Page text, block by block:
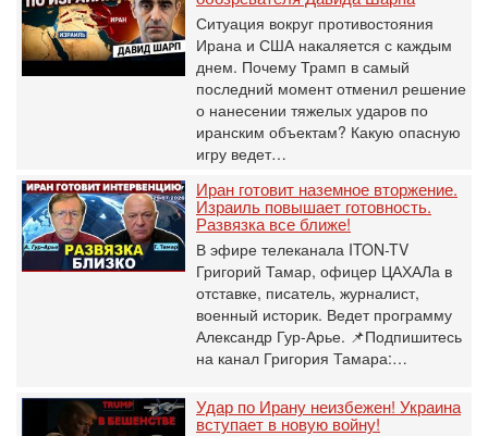
Ситуация вокруг противостояния
Ирана и США накаляется с каждым
днем. Почему Трамп в самый
последний момент отменил решение
о нанесении тяжелых ударов по
иранским объектам? Какую опасную
игру ведет…
Иран готовит наземное вторжение.
Израиль повышает готовность.
Развязка все ближе!
В эфире телеканала ITON-TV
Григорий Тамар, офицер ЦАХАЛа в
отставке, писатель, журналист,
военный историк. Ведет программу
Александр Гур-Арье. 📌Подпишитесь
на канал Григория Тамара:…
Удар по Ирану неизбежен! Украина
вступает в новую войну!